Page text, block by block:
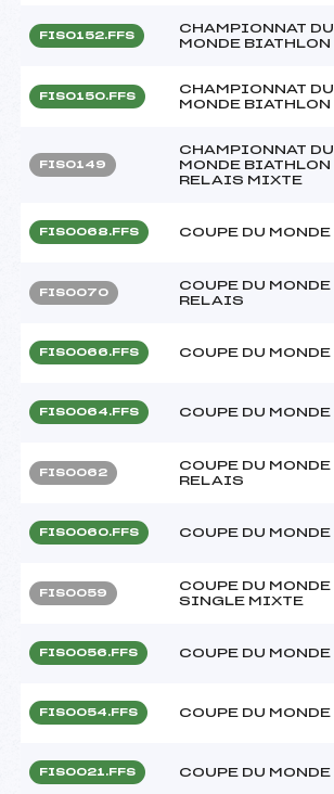
FIS0152.FFS
CHAMPIONNAT DU
MONDE BIATHLON
FIS0150.FFS
CHAMPIONNAT DU
MONDE BIATHLON
FIS0149
CHAMPIONNAT DU
MONDE BIATHLON
RELAIS MIXTE
FIS0068.FFS COUPE DU MONDE
FIS0070
COUPE DU MONDE
RELAIS
FIS0066.FFS COUPE DU MONDE
FIS0064.FFS COUPE DU MONDE
FIS0062
COUPE DU MONDE
RELAIS
FIS0060.FFS COUPE DU MONDE
FIS0059
COUPE DU MONDE
SINGLE MIXTE
FIS0056.FFS COUPE DU MONDE
FIS0054.FFS COUPE DU MONDE
FIS0021.FFS COUPE DU MONDE